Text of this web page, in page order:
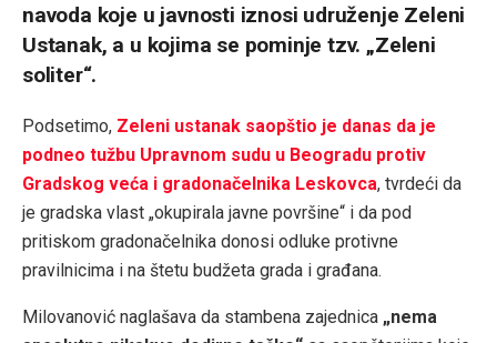
navoda koje u javnosti iznosi udruženje Zeleni
Ustanak, a u kojima se pominje tzv. „Zeleni
soliter“.
Podsetimo, Zeleni ustanak saopštio je danas da je
podneo tužbu Upravnom sudu u Beogradu protiv
Gradskog veća i gradonačelnika Leskovca, tvrdeći da
je gradska vlast „okupirala javne površine“ i da pod
pritiskom gradonačelnika donosi odluke protivne
pravilnicima i na štetu budžeta grada i građana.
Milovanović naglašava da stambena zajednica „nema